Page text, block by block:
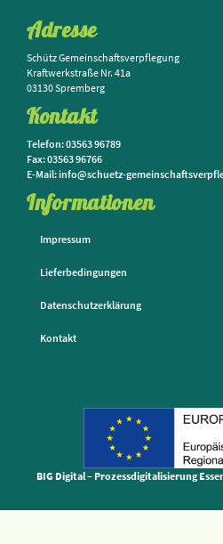
Adresse
Schütz Gemeinschaftsverpflegung
Kraftwerkstraße Nr. 41a
03130 Spremberg
Kontakt
Telefon: 03563 96789
Fax: 03563 96766
E-Mail: info@schuetz-
Informationen
Impressum
Lieferbedingungen
Datenschutzerklärung
Kontakt
BIG Digital – Prozessdigitalisierung